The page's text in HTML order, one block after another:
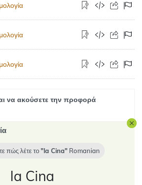
να ακούσετε την προφορά
πώς λέτε το la Cina Romanian
la Cina